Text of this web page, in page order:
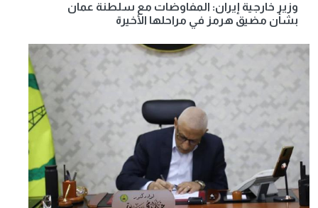
وزير خارجية إيران: المفاوضات مع سلطنة عمان
بشأن مضيق هرمز في مراحلها الأخيرة